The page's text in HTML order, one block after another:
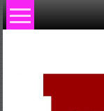
Skip
to